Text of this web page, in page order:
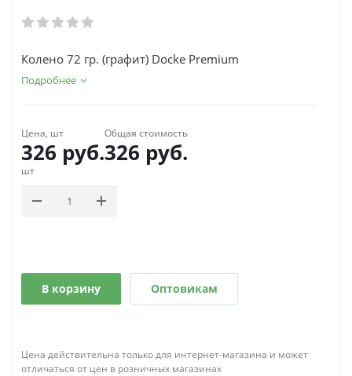
Колено 72 гр. (графит) Docke Premium
Подробнее
Цена, шт
326 руб.
Общая стоимость
326 руб.
шт
В корзину Оптовикам
Цена действительна только для интернет-магазина и может
отличаться от цен в розничных магазинах